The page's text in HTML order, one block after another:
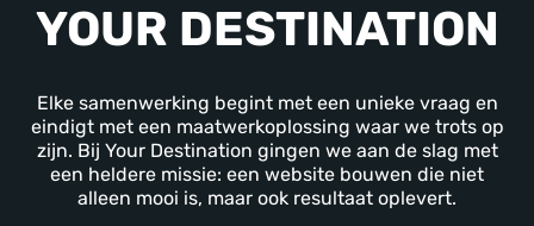
YOUR DESTINATION
Elke samenwerking begint met een unieke vraag en
eindigt met een maatwerkoplossing waar we trots op
zijn. Bij Your Destination gingen we aan de slag met
een heldere missie: een website bouwen die niet
alleen mooi is, maar ook resultaat oplevert.